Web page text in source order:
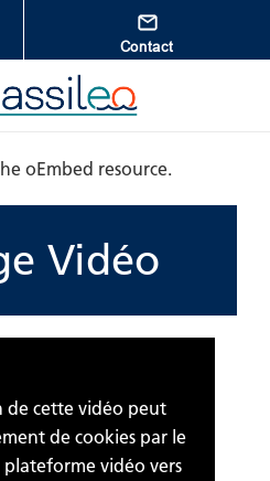
Contact
oEmbed resource.
Vidéo
de cette vidéo peut
de cookies par le
vidéo vers